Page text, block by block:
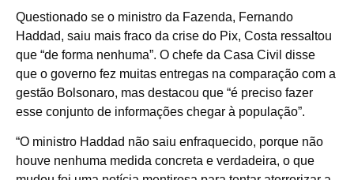
Questionado se o ministro da Fazenda, Fernando
Haddad, saiu mais fraco da crise do Pix, Costa ressaltou
que “de forma nenhuma”. O chefe da Casa Civil disse
que o governo fez muitas entregas na comparação com a
gestão Bolsonaro, mas destacou que “é preciso fazer
esse conjunto de informações chegar à população”.
“O ministro Haddad não saiu enfraquecido, porque não
houve nenhuma medida concreta e verdadeira, o que